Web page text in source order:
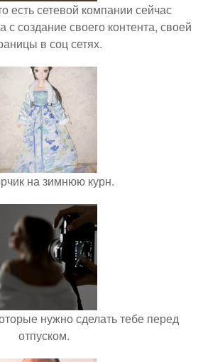
есть сетевой компании сейчас
с создание своего контента, своей
в соц сетях.
на зимнюю курн.
нужно сделать тебе перед
отпуском.